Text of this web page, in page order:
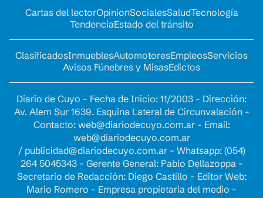
Cartas del lectorOpinionSocialesSaludTecnología
TendenciaEstado del tránsito
ClasificadosInmueblesAutomotoresEmpleosServicios
Avisos Fúnebres y MisasEdictos
Diario de Cuyo - Fecha de Inicio: 11/2003 - Dirección:
Av. Alem Sur 1639. Esquina Lateral de Circunvalación -
Contacto: web@diariodecuyo.com.ar- Email:
web@diariodecuyo.com.ar
/ publicidad@diariodecuyo.com.ar- Whatsapp: (054)
264 5045343 - Gerente General: Pablo Dellazoppa -
Secretario de Redacción: Diego Castillo - Editor Web:
Mario Romero - Empresa propietaria del medio -